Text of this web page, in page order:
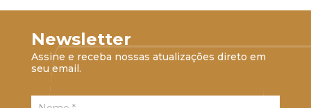
Newsletter
Assine e receba nossas atualizações direto em
seu email.